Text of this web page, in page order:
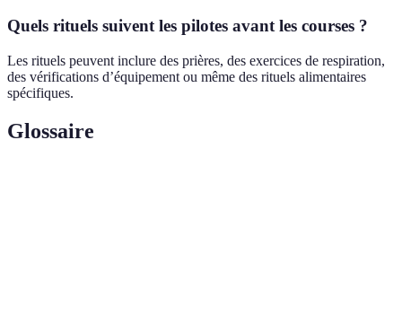
Quels rituels suivent les pilotes avant les courses ?
Les rituels peuvent inclure des prières, des exercices de respiration,
des vérifications d’équipement ou même des rituels alimentaires
spécifiques.
Glossaire